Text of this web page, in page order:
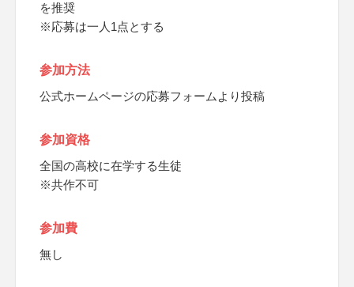
を推奨
※応募は一人1点とする
参加方法
公式ホームページの応募フォームより投稿
参加資格
全国の高校に在学する生徒
※共作不可
参加費
無し